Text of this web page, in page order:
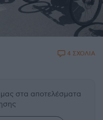
4 ΣΧΟΛΙΑ
στα αποτελέσματα